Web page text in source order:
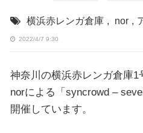
横浜赤レンガ倉庫 , nor ,
2022/4/7 9:30
神奈川の横浜赤レンガ倉庫1
norによる「syncrowd –
開催しています。